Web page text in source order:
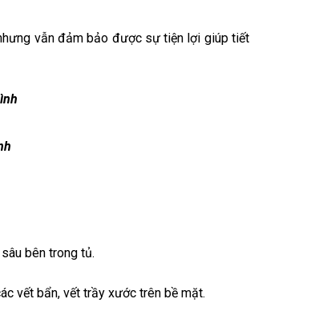
vẫn đảm bảo được sự tiện lợi giúp tiết
bên trong tủ.
vết bẩn, vết trầy xước trên bề mặt.